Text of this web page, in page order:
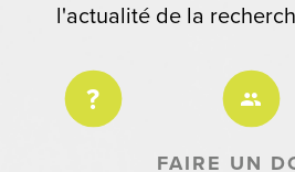
l'actualité de la
FAIRE UN